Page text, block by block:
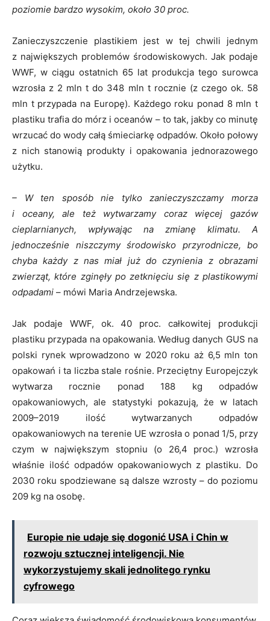
poziomie bardzo wysokim, około 30 proc.
Zanieczyszczenie plastikiem jest w tej chwili jednym
z największych problemów środowiskowych. Jak podaje
WWF, w ciągu ostatnich 65 lat produkcja tego surowca
wzrosła z 2 mln t do 348 mln t rocznie (z czego ok. 58
mln t przypada na Europę). Każdego roku ponad 8 mln t
plastiku trafia do mórz i oceanów – to tak, jakby co minutę
wrzucać do wody całą śmieciarkę odpadów. Około połowy
z nich stanowią produkty i opakowania jednorazowego
użytku.
– W ten sposób nie tylko zanieczyszczamy morza
i oceany, ale też wytwarzamy coraz więcej gazów
cieplarnianych, wpływając na zmianę klimatu. A
jednocześnie niszczymy środowisko przyrodnicze, bo
chyba każdy z nas miał już do czynienia z obrazami
zwierząt, które zginęły po zetknięciu się z plastikowymi
odpadami – mówi Maria Andrzejewska.
Jak podaje WWF, ok. 40 proc. całkowitej produkcji
plastiku przypada na opakowania. Według danych GUS na
polski rynek wprowadzono w 2020 roku aż 6,5 mln ton
opakowań i ta liczba stale rośnie. Przeciętny Europejczyk
wytwarza rocznie ponad 188 kg odpadów
opakowaniowych, ale statystyki pokazują, że w latach
2009–2019 ilość wytwarzanych odpadów
opakowaniowych na terenie UE wzrosła o ponad 1/5, przy
czym w największym stopniu (o 26,4 proc.) wzrosła
właśnie ilość odpadów opakowaniowych z plastiku. Do
2030 roku spodziewane są dalsze wzrosty – do poziomu
209 kg na osobę.
Europie nie udaje się dogonić USA i Chin w
rozwoju sztucznej inteligencji. Nie
wykorzystujemy skali jednolitego rynku
cyfrowego